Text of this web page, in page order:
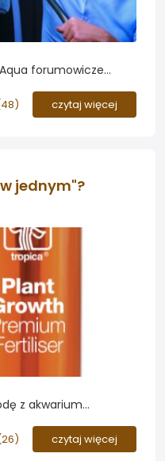
forumowicze
do akwarium. Ale
48) czytaj więcej
jednym"?
z akwarium
potrzeba dopada
26) czytaj więcej